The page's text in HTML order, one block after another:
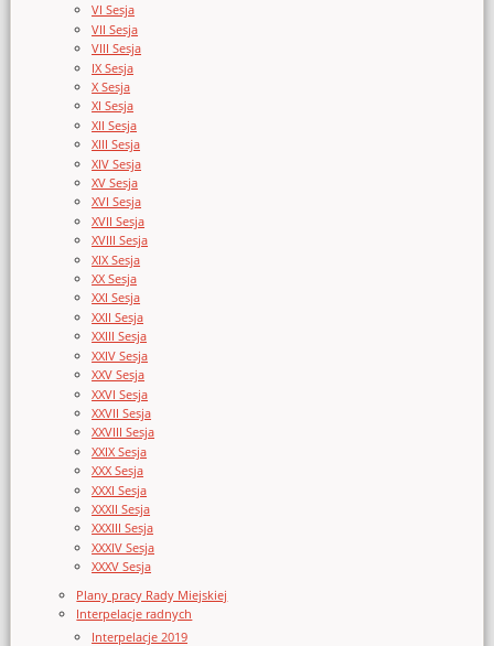
VI Sesja
VII Sesja
VIII Sesja
IX Sesja
X Sesja
XI Sesja
XII Sesja
XIII Sesja
XIV Sesja
XV Sesja
XVI Sesja
XVII Sesja
XVIII Sesja
XIX Sesja
XX Sesja
XXI Sesja
XXII Sesja
XXIII Sesja
XXIV Sesja
XXV Sesja
XXVI Sesja
XXVII Sesja
XXVIII Sesja
XXIX Sesja
XXX Sesja
XXXI Sesja
XXXII Sesja
XXXIII Sesja
XXXIV Sesja
XXXV Sesja
Plany pracy Rady Miejskiej
Interpelacje radnych
Interpelacje 2019